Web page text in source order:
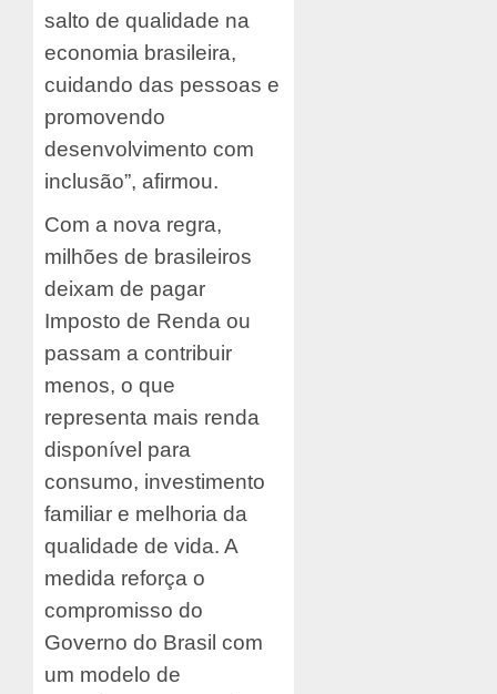
salto de qualidade na
economia brasileira,
cuidando das pessoas e
promovendo
desenvolvimento com
inclusão”, afirmou.
Com a nova regra,
milhões de brasileiros
deixam de pagar
Imposto de Renda ou
passam a contribuir
menos, o que
representa mais renda
disponível para
consumo, investimento
familiar e melhoria da
qualidade de vida. A
medida reforça o
compromisso do
Governo do Brasil com
um modelo de